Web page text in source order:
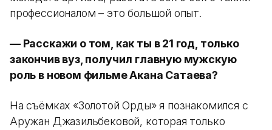
профессионалом – это большой опыт.
— Расскажи о том, как ты в 21 год, только
закончив вуз, получил главную мужскую
роль в новом фильме Акана Сатаева?
На съёмках «Золотой Орды» я познакомился с
Аружан Джазильбековой, которая только